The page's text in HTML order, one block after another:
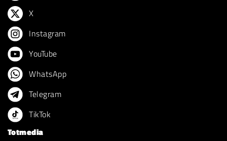
X
Instagram
YouTube
WhatsApp
Telegram
TikTok
Totmedia